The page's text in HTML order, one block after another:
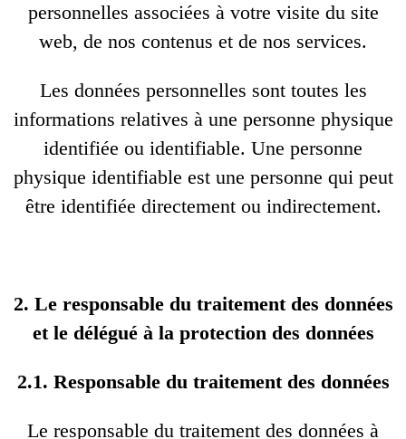
personnelles associées à votre visite du site
web, de nos contenus et de nos services.
Les données personnelles sont toutes les
informations relatives à une personne physique
identifiée ou identifiable. Une personne
physique identifiable est une personne qui peut
être identifiée directement ou indirectement.
2. Le responsable du traitement des données
et le délégué à la protection des données
2.1. Responsable du traitement des données
Le responsable du traitement des données à